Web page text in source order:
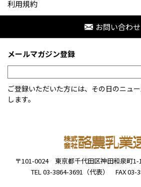
利用規約
お問い合わせ
〒101-0024 東京都千代田区神田和泉町1-
TEL 03-3864-3691（代表）
FAX 03-
メールマガジン登録
ご登録いただいた方には、その日のニュ
します。